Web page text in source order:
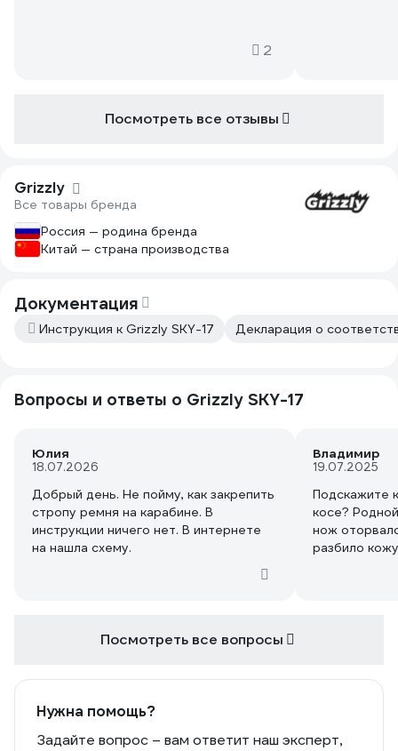
2
макиты,
лески,
Посмотреть все отзывы
Grizzly
Все товары бренда
Россия — родина бренда
Китай — страна производства
Документация
Инструкция к Grizzly SKY-17 Декларация о
Вопросы и ответы о Grizzly SKY-17
Юлия
18.07.2026
Добрый день. Не пойму, как закрепить
стропу ремня на карабине. В
инструкции ничего нет. В интернете
на нашла схему.
Владимир
19.07.2025
Подскажите
косе?
нож
разбило
Посмотреть все вопросы
Нужна помощь?
Задайте вопрос – вам ответит наш эксперт,